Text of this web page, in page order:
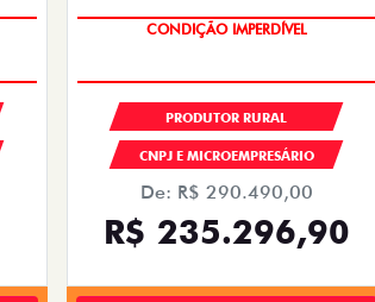
OPORTUNIDADE
PRODUTOR RURAL
CNPJ E MICROEMPRESÁRIO
De: R$ 290.490,00
R$ 235.296,90